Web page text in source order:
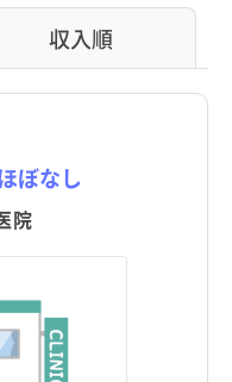
収入順
ぼなし
院